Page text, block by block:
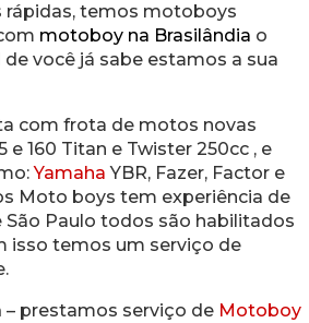
rápidas, temos motoboys
motoboy na Brasilândia o
você já sabe estamos a sua
com frota de motos novas
e 160 Titan e Twister 250cc , e
Yamaha YBR, Fazer, Factor e
Moto boys tem experiência de
Paulo todos são habilitados
isso temos um serviço de
– prestamos serviço de Motoboy